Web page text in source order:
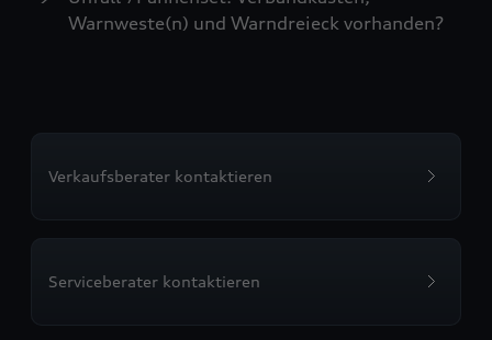
Warnweste(n) und Warndreieck vorhanden?
Verkaufsberater kontaktieren
Serviceberater kontaktieren